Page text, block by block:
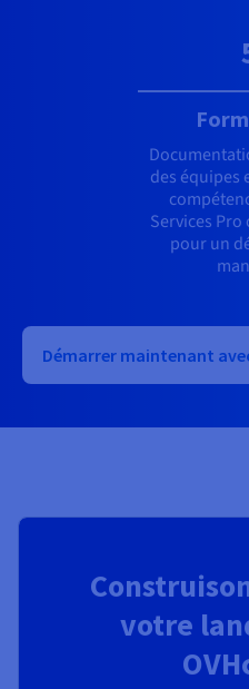
des équipes
Services
pour un
Démarrer maintenant
votre